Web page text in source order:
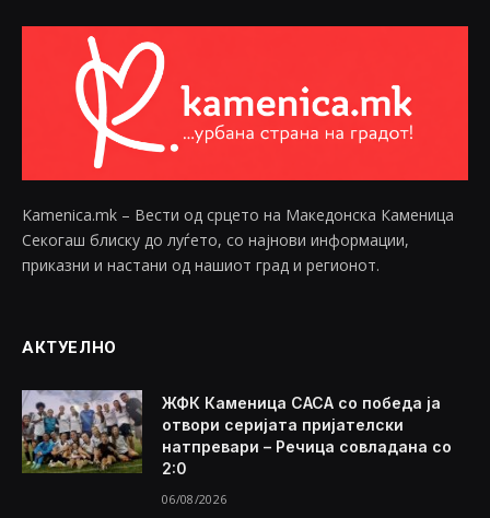
Kamenica.mk – Вести од срцето на Македонска Каменица
Секогаш блиску до луѓето, со најнови информации,
приказни и настани од нашиот град и регионот.
АКТУЕЛНО
ЖФК Каменица САСА со победа ја
отвори серијата пријателски
натпревари – Речица совладана со
2:0
06/08/2026